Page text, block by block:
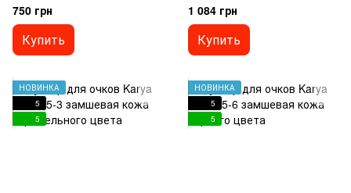
750 грн
Купить
1 084 грн
Купить
НОВИНКА
5
5
НОВИНКА
5
5